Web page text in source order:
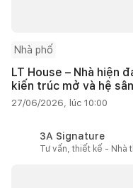
Nhà phố
LT House – Nhà hiện
kiến trúc mở và hệ
27/06/2026, lúc 10:00
3A Signature
Tư vấn, thiết kế - Nhà